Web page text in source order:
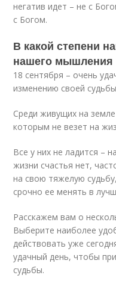
негатив идет – не с
с Богом.
В какой степени
нашего мышления
18 сентября – очень
изменению своей
Среди живущих на
которым не везет на
Все у них не ладится –
жизни счастья нет,
на свою тяжелую
срочно ее менять в
Расскажем вам о
Выберите наиболее
действовать уже
удачный день, чтобы
судьбы.